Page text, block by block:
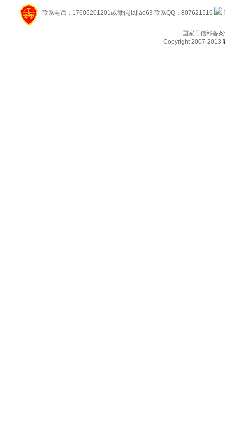
联系电话：17605201201或微信jiajiao63 联系QQ：807621516
国家工信部备
Copyright 2007-2013